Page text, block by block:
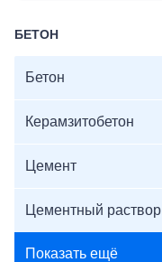
БЕТОН
Бетон
Керамзитобетон
Цемент
Цементный раствор
Показать ещё